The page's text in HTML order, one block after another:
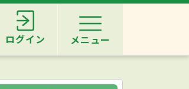
ログイン メニュー